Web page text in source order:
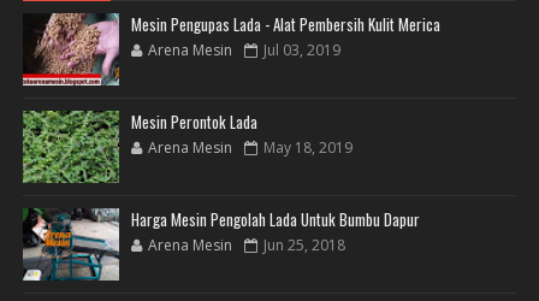
Mesin Pengupas Lada - Alat Pembersih Kulit Merica
Arena Mesin Jul 03, 2019
Mesin Perontok Lada
Arena Mesin May 18, 2019
Harga Mesin Pengolah Lada Untuk Bumbu Dapur
Arena Mesin Jun 25, 2018